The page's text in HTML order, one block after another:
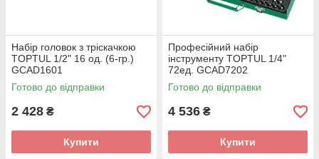
Набір головок з тріскачкою
TOPTUL 1/2" 16 од. (6-гр.)
GCAD1601
Готово до відправки
2 428 ₴
Купити
Професійний набір
інструменту TOPTUL 1/4"
72ед. GCAD7202
Готово до відправки
4 536 ₴
Купити